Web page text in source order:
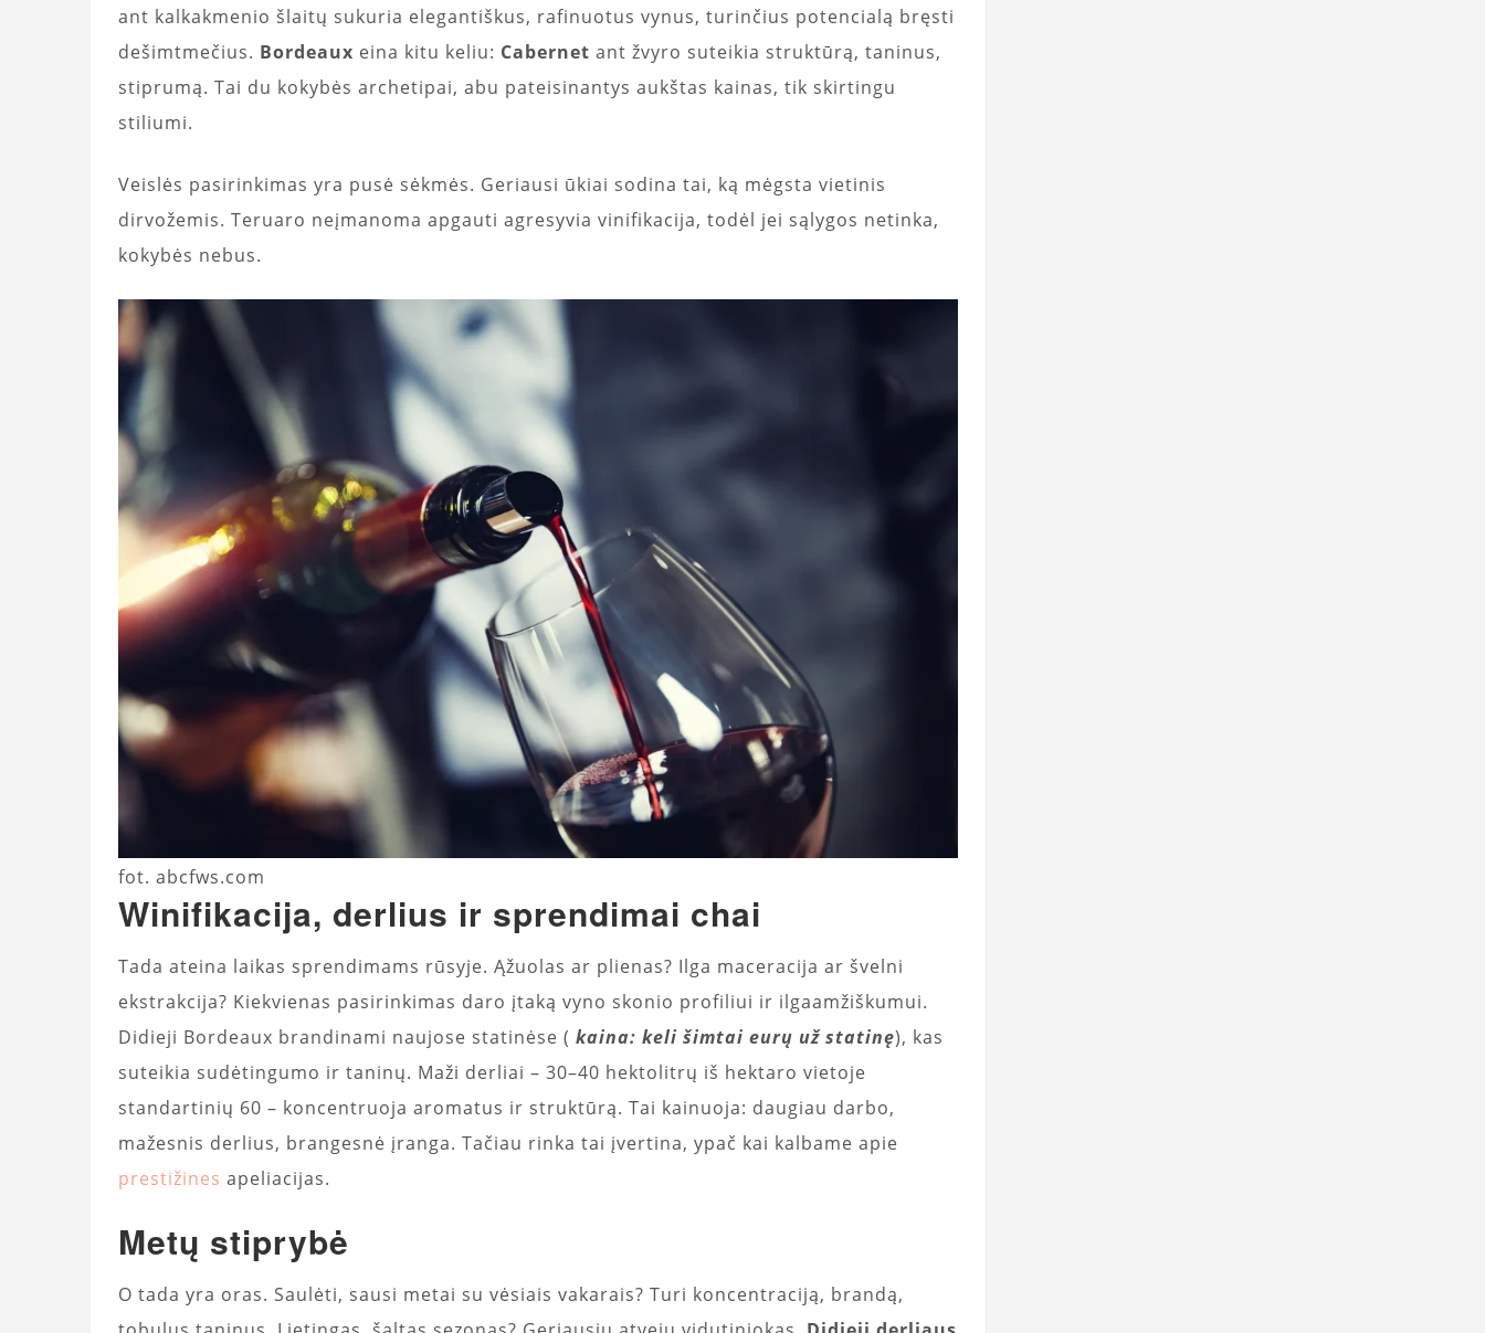
ant kalkakmenio šlaitų sukuria elegantiškus, rafinuotus vynus, turinčius potencialą bręsti
dešimtmečius. Bordeaux eina kitu keliu: Cabernet ant žvyro suteikia struktūrą, taninus,
stiprumą. Tai du kokybės archetipai, abu pateisinantys aukštas kainas, tik skirtingu
stiliumi.
Veislės pasirinkimas yra pusė sėkmės. Geriausi ūkiai sodina tai, ką mėgsta vietinis
dirvožemis. Teruaro neįmanoma apgauti agresyvia vinifikacija, todėl jei sąlygos netinka,
kokybės nebus.
fot. abcfws.com
Winifikacija, derlius ir sprendimai chai
Tada ateina laikas sprendimams rūsyje. Ąžuolas ar plienas? Ilga maceracija ar švelni
ekstrakcija? Kiekvienas pasirinkimas daro įtaką vyno skonio profiliui ir ilgaamžiškumui.
Didieji Bordeaux brandinami naujose statinėse ( kaina: keli šimtai eurų už statinę), kas
suteikia sudėtingumo ir taninų. Maži derliai – 30–40 hektolitrų iš hektaro vietoje
standartinių 60 – koncentruoja aromatus ir struktūrą. Tai kainuoja: daugiau darbo,
mažesnis derlius, brangesnė įranga. Tačiau rinka tai įvertina, ypač kai kalbame apie
prestižines apeliacijas.
Metų stiprybė
O tada yra oras. Saulėti, sausi metai su vėsiais vakarais? Turi koncentraciją, brandą,